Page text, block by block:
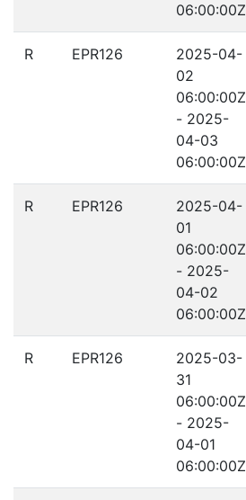
06:00:00Z
R EPR126
2025-04-
02
06:00:00Z
- 2025-
04-03
06:00:00Z
R EPR126
2025-04-
01
06:00:00Z
- 2025-
04-02
06:00:00Z
R EPR126
2025-03-
31
06:00:00Z
- 2025-
04-01
06:00:00Z